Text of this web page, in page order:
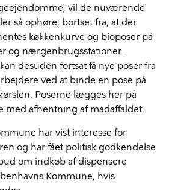
vil de nuværende
så ophøre, bortset fra, at der
køkkenkurve og bioposer på
og nærgenbrugsstationer.
desuden fortsat få nye poser fra
ved at binde en pose på
Poserne lægges her på
med afhentning af madaffaldet.
har vist interesse for
og har fået politisk godkendelse
om indkøb af dispensere
Kommune, hvis